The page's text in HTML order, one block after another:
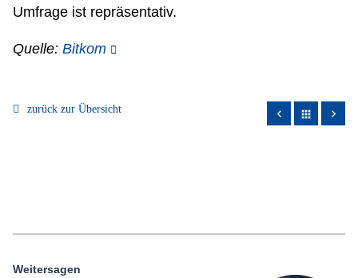
Umfrage ist repräsentativ.
Quelle: Bitkom
zurück zur Übersicht apps
Weitersagen